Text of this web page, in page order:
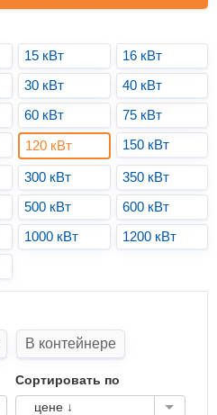
15 кВт
16 кВт
30 кВт
40 кВт
60 кВт
75 кВт
120 кВт 150 кВт
300 кВт
350 кВт
500 кВт
600 кВт
1000 кВт
1200 кВт
В контейнере
Сортировать по
цене ↓